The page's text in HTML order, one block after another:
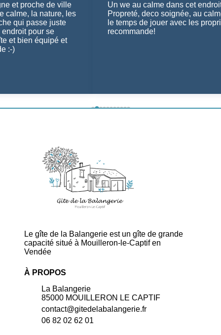
et proche de ville
calme, la nature, les
qui passe juste
pour se
et bien équipé et
:-)
Un we au calme dans cet
Propreté, deco soignée, au
le temps de jouer avec les
recommande!
Le gîte de la Balangerie est un gîte de grande
capacité situé à Mouilleron-le-Captif en
Vendée
À PROPOS
La Balangerie
85000 MOUILLERON LE CAPTIF
contact@gitedelabalangerie.fr
06 82 02 62 01